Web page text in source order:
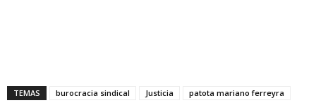
TEMAS burocracia sindical Justicia
patota mariano ferreyra